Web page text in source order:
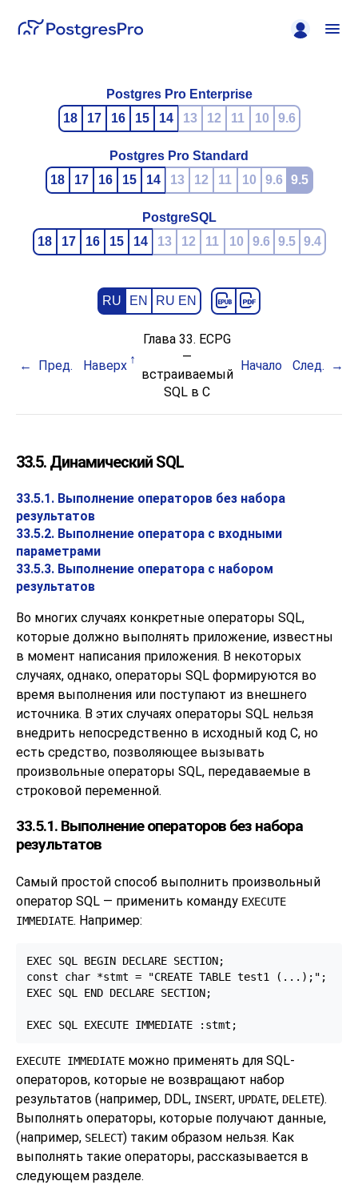
Postgres Pro Enterprise
18
17 16 15 14 13 12 11 10 9.6
Postgres Pro Standard
18
17 16 15 14 13 12 11 10 9.6 9.5
PostgreSQL
18
17 16 15 14 13 12 11 10 9.6 9.5 9.4
RU EN RU EN
Пред. Наверх
Глава 33. ECPG
—
встраиваемый
SQL в C
Начало След.
33.5. Динамический SQL
33.5.1. Выполнение операторов без набора
результатов
33.5.2. Выполнение оператора с входными
параметрами
33.5.3. Выполнение оператора с набором
результатов
Во многих случаях конкретные операторы SQL,
которые должно выполнять приложение, известны
в момент написания приложения. В некоторых
случаях, однако, операторы SQL формируются во
время выполнения или поступают из внешнего
источника. В этих случаях операторы SQL нельзя
внедрить непосредственно в исходный код C, но
есть средство, позволяющее вызывать
произвольные операторы SQL, передаваемые в
строковой переменной.
33.5.1. Выполнение операторов без набора
результатов
Самый простой способ выполнить произвольный
оператор SQL — применить команду EXECUTE
IMMEDIATE. Например:
EXEC SQL BEGIN DECLARE SECTION;
const char *stmt = "CREATE TABLE test1 (...);";
EXEC SQL END DECLARE SECTION;
EXEC SQL EXECUTE IMMEDIATE :stmt;
EXECUTE IMMEDIATE можно применять для SQL-
операторов, которые не возвращают набор
результатов (например, DDL, INSERT, UPDATE, DELETE).
Выполнять операторы, которые получают данные,
(например, SELECT) таким образом нельзя. Как
выполнять такие операторы, рассказывается в
следующем разделе.